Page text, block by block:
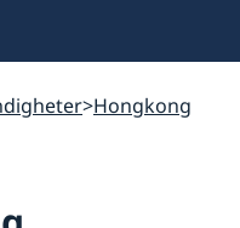
Hongkong